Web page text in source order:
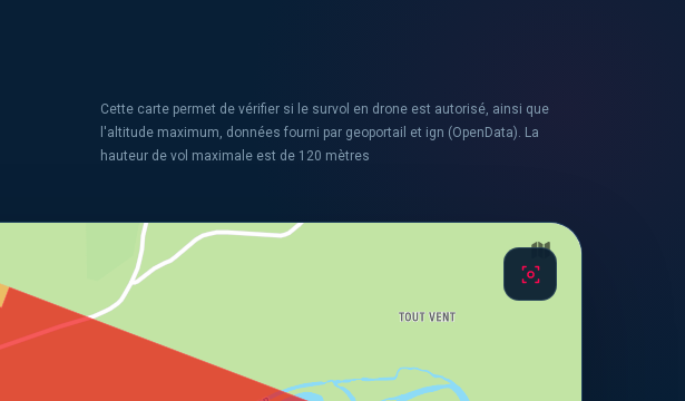
Cette carte permet de vérifier si le survol en drone est autorisé, ainsi que
l'altitude maximum, données fourni par geoportail et ign (OpenData). La
hauteur de vol maximale est de 120 mètres